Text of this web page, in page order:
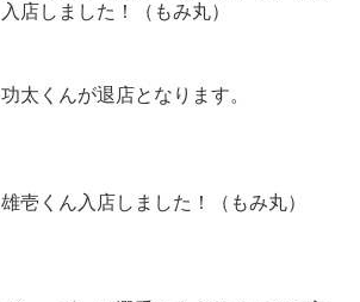
入店しました！（もみ丸）
功太くんが退店となります。
雄壱くん入店しました！（もみ丸）